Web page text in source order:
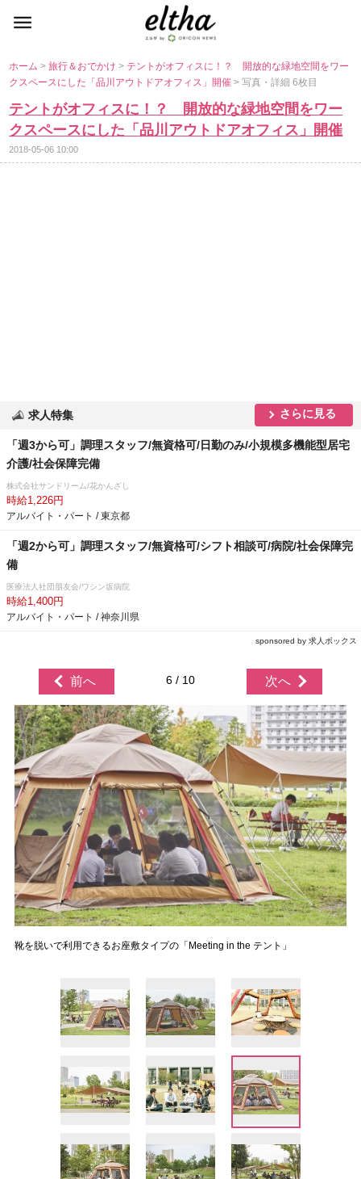
ホーム>旅行＆おでかけ> テントがオフィスに！？ 開放的な緑地空間をワー
クスペースにした「品川アウトドアオフィス」開催> 写真・詳細 6枚目
テントがオフィスに！？ 開放的な緑地空間をワー
クスペースにした「品川アウトドアオフィス」開催
2018-05-06 10:00
求人特集 さらに見る
「週3から可」調理スタッフ/無資格可/日勤のみ/小規模多機能型居宅
介護/社会保障完備
株式会社サンドリーム/花かんざし
時給1,226円
アルバイト・パート / 東京都
「週2から可」調理スタッフ/無資格可/シフト相談可/病院/社会保障完
備
医療法人社団朋友会/ワシン坂病院
時給1,400円
アルバイト・パート / 神奈川県
sponsored by 求人ボックス
前へ 6 / 10 次へ
靴を脱いで利用できるお座敷タイプの「Meeting in the テント」